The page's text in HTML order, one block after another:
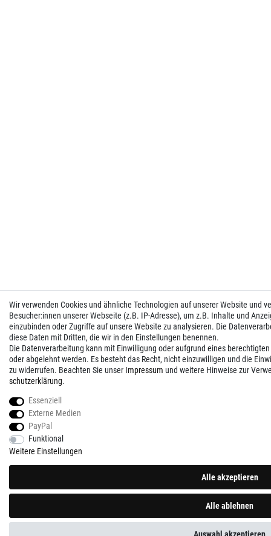
Wir verwenden Cookies und ähnliche Technologien auf unserer Website und
Besucher:innen unserer Webseite (z.B. IP-Adresse), um z.B. Inhalte und
einzubinden oder Zugriffe auf unsere Website zu analysieren. Die
diese Daten mit Dritten, die wir in den Einstellungen benennen.
Die Datenverarbeitung kann mit Einwilligung oder aufgrund eines
oder abgelehnt werden. Es besteht das Recht, nicht einzuwilligen und die
zu widerrufen. Beachten Sie unser Impressum und weitere Hinweise zur
schutz­erklärung.
Essenziell
Externe Medien
PayPal
Funktional
Weitere Einstellungen
Alle akzeptieren
Alle ablehnen
Auswahl akzeptieren